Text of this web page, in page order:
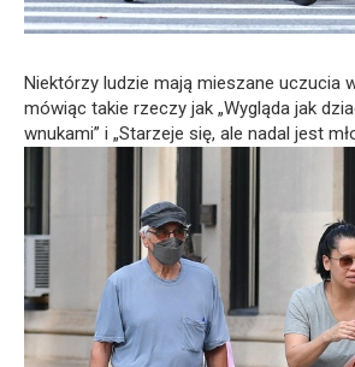
Niektórzy ludzie mają mieszane uczucia
mówiąc takie rzeczy jak „Wygląda jak
wnukami” i „Starzeje się, ale nadal jest